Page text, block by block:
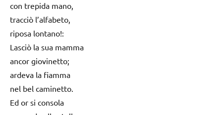
con trepida mano,
tracciò l’alfabeto,
riposa lontano!:
Lasciò la sua mamma
ancor giovinetto;
ardeva la fiamma
nel bel caminetto.
Ed or si consola